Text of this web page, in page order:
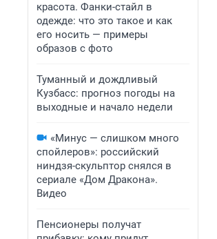
красота. Фанки-стайл в
одежде: что это такое и как
его носить — примеры
образов с фото
Туманный и дождливый
Кузбасс: прогноз погоды на
выходные и начало недели
«Минус — слишком много
спойлеров»: российский
ниндзя-скульптор снялся в
сериале «Дом Дракона».
Видео
Пенсионеры получат